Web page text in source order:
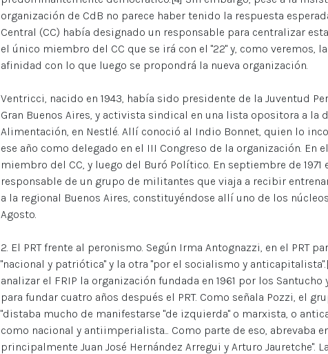
organización de CdB no parece haber tenido la respuesta
Central (CC) había designado un responsable para centralizar
el único miembro del CC que se irá con el "22" y, como veremos,
afinidad con lo que luego se propondrá la nueva organización.
Ventricci, nacido en 1943, había sido presidente de la Juventud
Gran Buenos Aires, y activista sindical en una lista opositora a la
Alimentación, en Nestlé. Allí conoció al Indio Bonnet, quien lo
ese año como delegado en el III Congreso de la organización. En
miembro del CC, y luego del Buró Político. En septiembre de 1971
responsable de un grupo de militantes que viaja a recibir
a la regional Buenos Aires, constituyéndose allí uno de los
Agosto.
2. El PRT frente al peronismo. Según Irma Antognazzi, en el PRT
"nacional y patriótica" y la otra "por el socialismo y
analizar el FRIP la organización fundada en 1961 por los
para fundar cuatro años después el PRT. Como señala Pozzi, el
"distaba mucho de manifestarse "de izquierda" o marxista, o
como nacional y antiimperialista... Como parte de eso, abrevaba
principalmente Juan José Hernández Arregui y Arturo Jauretche".